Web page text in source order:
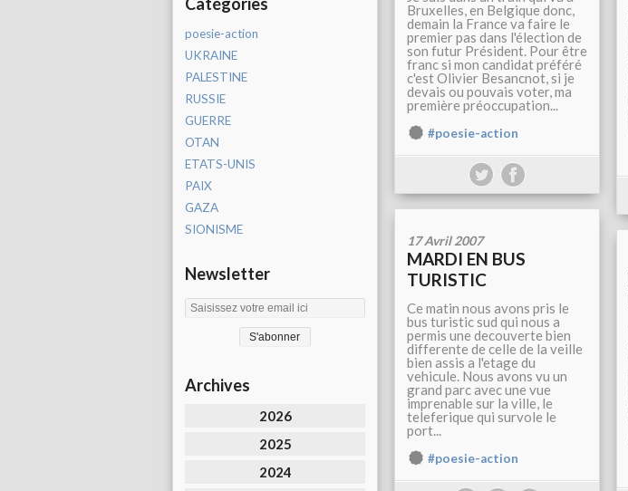
poesie-action
UKRAINE
PALESTINE
RUSSIE
GUERRE
OTAN
ETATS-UNIS
PAIX
GAZA
SIONISME
Newsletter
Archives
2026
2025
2024
Bruxelles, en Belgique donc,
demain la France va faire le
premier pas dans l'élection de
son futur Président. Pour être
franc si mon candidat préféré
c'est Olivier Besancnot, si je
devais ou pouvais voter, ma
première préoccupation...
#poesie-action
17 Avril 2007
MARDI EN BUS
TURISTIC
Ce matin nous avons pris le
bus turistic sud qui nous a
permis une decouverte bien
differente de celle de la veille
bien assis a l'etage du
vehicule. Nous avons vu un
grand parc avec une vue
imprenable sur la ville, le
teleferique qui survole le
port...
#poesie-action